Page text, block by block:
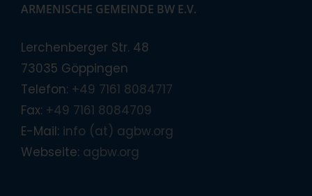
ARMENISCHE GEMEINDE BW E.V.
Lerchenberger Str. 48
73035 Göppingen
Telefon: +49 7161 8084717
Fax: +49 7161 8084709
E-Mail: info (at) agbw.org
Webseite: agbw.org